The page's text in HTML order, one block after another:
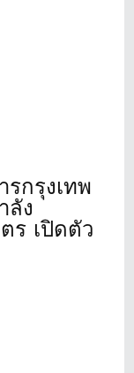
กรุงเทพ
ลัง
ร เปิดตัว